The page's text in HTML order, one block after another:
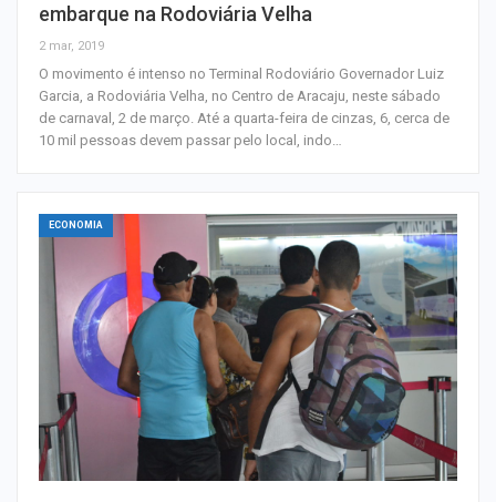
embarque na Rodoviária Velha
2 mar, 2019
O movimento é intenso no Terminal Rodoviário Governador Luiz
Garcia, a Rodoviária Velha, no Centro de Aracaju, neste sábado
de carnaval, 2 de março. Até a quarta-feira de cinzas, 6, cerca de
10 mil pessoas devem passar pelo local, indo…
ECONOMIA